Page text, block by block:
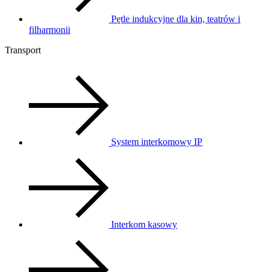
Pętle indukcyjne dla kin, teatrów i
filharmonii
Transport
System interkomowy IP
Interkom kasowy